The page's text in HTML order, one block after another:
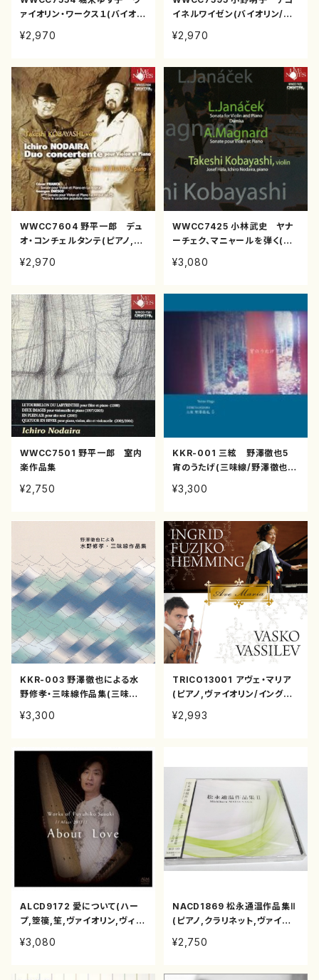
ァイオリン・ワークス１(バイオリ
¥2,970
イネルワイゼン(バイオリン/小
¥2,970
WWCC7604 野平一郎 デュ
オ・コンチェルタンテ(ピアノ,バ
D)
¥2,970
WWCC7425 小林武史 ヤナ
ーチェク、マニャールを弾く(ヴ
¥3,080
WWCC7501 野平一郎 室内
楽作品集
¥2,750
KKR-001 三絃 野澤徹也5
宵のうたげ(三味線/野澤徹也/C
¥3,300
KKR-003 野澤徹也による水
野修孝・三味線作品集(三味線/
¥3,300
TRICO13001 アヴェ・マリア
(ピアノ,ヴァイオリン/イングリッ
¥2,993
ALCD9172 愛について(ハー
プ,箜篌,笙,ヴァイオリン,ヴィオ
¥3,080
NACD1869 松永通温作品集Ⅱ
(ピアノ,クラリネット,ヴァイオリ
線,十七絃箏,二十絃箏/松永通
¥2,750